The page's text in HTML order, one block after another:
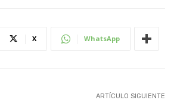
X WhatsApp
ARTÍCULO SIGUIENTE